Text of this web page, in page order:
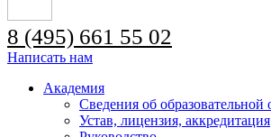
8 (495) 661 55 02
Написать нам
Академия
Сведения об образовательной
Устав, лицензия, аккредитация